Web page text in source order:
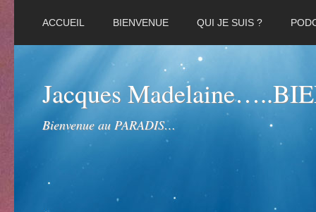
ACCUEIL BIENVENUE QUI JE SUIS ?
Jacques
Bienvenue au PARADIS…